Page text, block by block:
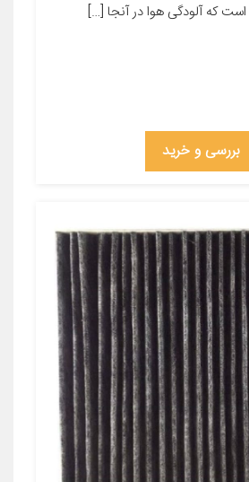
که آلودگی هوا در آنجا […]
بررسی و خرید